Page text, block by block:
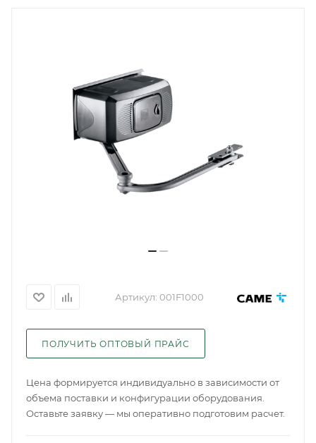
Артикул: 001F1000
ПОЛУЧИТЬ ОПТОВЫЙ ПРАЙС
Цена формируется индивидуально в зависимости от
объема поставки и конфигурации оборудования.
Оставьте заявку — мы оперативно подготовим расчет.